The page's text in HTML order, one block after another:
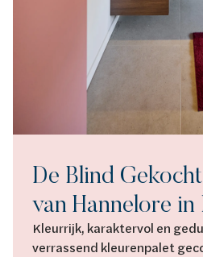
De Blind
van Hannelore in
Kleurrijk, karaktervol en
verrassend kleurenpalet